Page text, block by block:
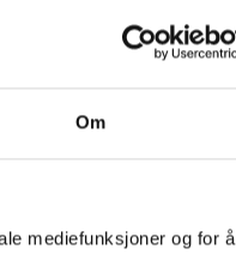
Om
mediefunksjoner og for å